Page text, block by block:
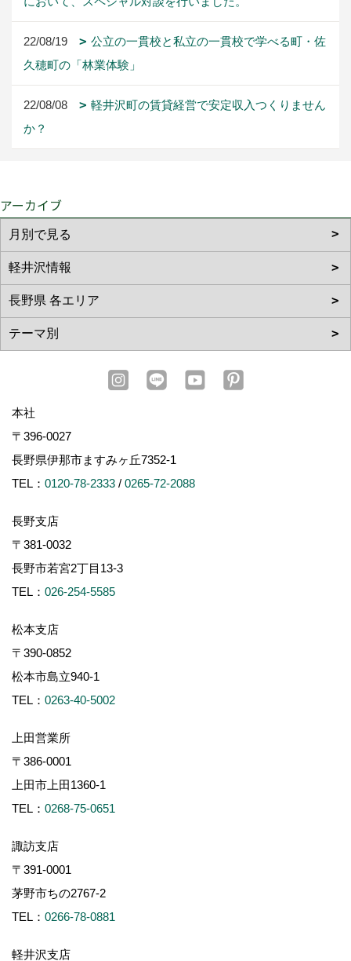
22/08/19
公立の一貫校と私立の一貫校で学べる町・佐
久穂町の「林業体験」
22/08/08
軽井沢町の賃貸経営で安定収入つくりません
か？
アーカイブ
本社
〒396-0027
長野県伊那市ますみヶ丘7352-1
TEL： 0120-78-2333 / 0265-72-2088
長野支店
〒381-0032
長野市若宮2丁目13-3
TEL： 026-254-5585
松本支店
〒390-0852
松本市島立940-1
TEL： 0263-40-5002
上田営業所
〒386-0001
上田市上田1360-1
TEL： 0268-75-0651
諏訪支店
〒391-0001
茅野市ちの2767-2
TEL： 0266-78-0881
軽井沢支店